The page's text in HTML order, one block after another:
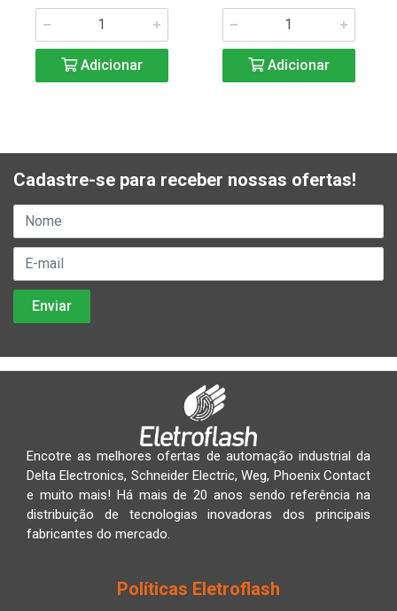
Adicionar Adicionar
Cadastre-se para receber nossas ofertas!
Encotre as melhores ofertas de automação industrial da
Delta Electronics, Schneider Electric, Weg, Phoenix Contact
e muito mais! Há mais de 20 anos sendo referência na
distribuição de tecnologias inovadoras dos principais
fabricantes do mercado.
Políticas Eletroflash